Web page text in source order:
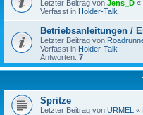
Letzter Beitrag von Jens_D «
Verfasst in Holder-Talk
Betriebsanleitungen /
Letzter Beitrag von
Verfasst in Holder-Talk
Antworten: 7
Spritze
Letzter Beitrag von URMEL «